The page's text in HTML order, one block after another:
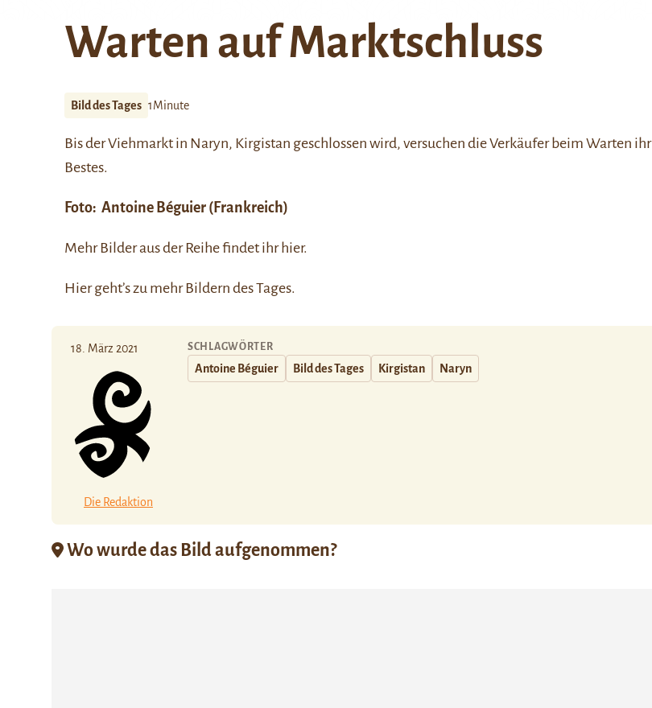
Warten auf Marktschluss
Bild des Tages 1Minute
Bis der Viehmarkt in Naryn, Kirgistan geschlossen wird, versuchen die Verkäufer beim Warten ihr
Bestes.
Foto: Antoine Béguier (Frankreich)
Mehr Bilder aus der Reihe findet ihr hier.
Hiergeht’s zu mehr Bildern des Tages.
18. März 2021
Die Redaktion
SCHLAGWÖRTER
Antoine Béguier Bild des Tages Kirgistan Naryn
Wo wurde das Bild aufgenommen?